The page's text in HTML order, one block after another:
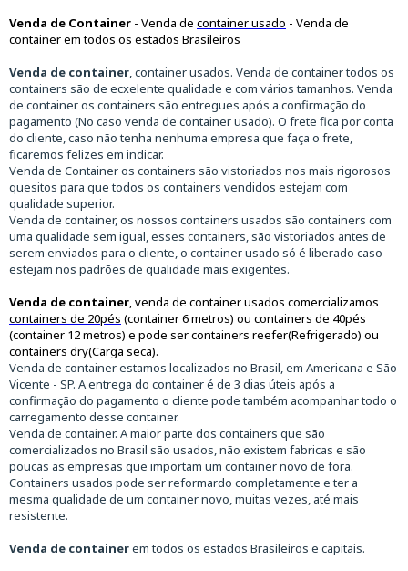
Venda de Container - Venda de container usado - Venda de
container em todos os estados Brasileiros
Venda de container , container usados. Venda de container todos os
containers são de ecxelente qualidade e com vários tamanhos. Venda
de container os containers são entregues após a confirmação do
pagamento (No caso venda de container usado). O frete fica por conta
do cliente, caso não tenha nenhuma empresa que faça o frete,
ficaremos felizes em indicar.
Venda de Container os containers são vistoriados nos mais rigorosos
quesitos para que todos os containers vendidos estejam com
qualidade superior.
Venda de container, os nossos containers usados são containers com
uma qualidade sem igual, esses containers, são vistoriados antes de
serem enviados para o cliente, o container usado só é liberado caso
estejam nos padrões de qualidade mais exigentes.
Venda de container , venda de container usados comercializamos
containers de 20pés (container 6 metros) ou containers de 40pés
(container 12 metros) e pode ser containers reefer(Refrigerado) ou
containers dry(Carga seca).
Venda de container estamos localizados no Brasil, em Americana e São
Vicente - SP. A entrega do container é de 3 dias úteis após a
confirmação do pagamento o cliente pode também acompanhar todo o
carregamento desse container.
Venda de container. A maior parte dos containers que são
comercializados no Brasil são usados, não existem fabricas e são
poucas as empresas que importam um container novo de fora.
Containers usados pode ser reformardo completamente e ter a
mesma qualidade de um container novo, muitas vezes, até mais
resistente.
Venda de containerem todos os estados Brasileiros e capitais.